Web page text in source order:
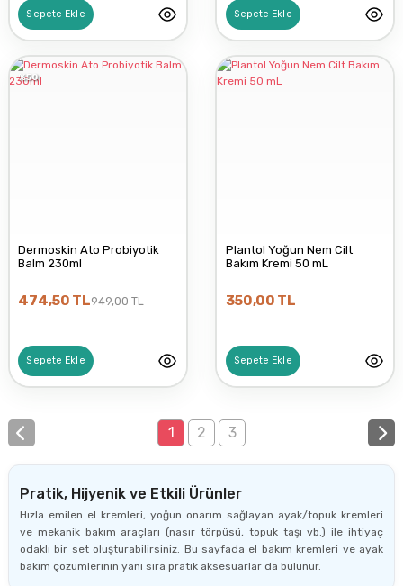
Sepete Ekle Sepete Ekle
%50
Dermoskin Ato Probiyotik
Balm 230ml
474,50 TL949,00 TL
Sepete Ekle
Plantol Yoğun Nem Cilt
Bakım Kremi 50 mL
350,00 TL
Sepete Ekle
1 2 3
Pratik, Hijyenik ve Etkili Ürünler
Hızla emilen el kremleri, yoğun onarım sağlayan ayak/topuk kremleri
ve mekanik bakım araçları (nasır törpüsü, topuk taşı vb.) ile ihtiyaç
odaklı bir set oluşturabilirsiniz. Bu sayfada el bakım kremleri ve ayak
bakım çözümlerinin yanı sıra pratik aksesuarlar da bulunur.